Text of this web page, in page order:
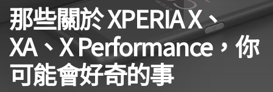
那些關於 XPERIA X、
XA、X Performance，你
可能會好奇的事